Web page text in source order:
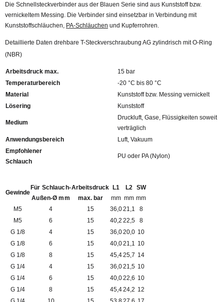
Die Schnellsteckverbinder aus der Blauen Serie sind aus Kunststoff bzw.
vernickeltem Messing. Die Verbinder sind einsetzbar in Verbindung mit
Kunststoffschläuchen, PA-Schläuchen und Kupferrohren.
Detaillierte Daten drehbare T-Steckverschraubung AG zylindrisch mit O-Ring
(NBR)
Arbeitsdruck max.
15 bar
Temperaturbereich
-20 °C bis 80 °C
Material
Kunststoff bzw. Messing vernickelt
Lösering
Kunststoff
Medium
Druckluft, Gase, Flüssigkeiten soweit
verträglich
Anwendungsbereich
Luft, Vakuum
Empfohlener
Schlauch
PU oder PA (Nylon)
Gewinde
Für Schlauch-
Außen-Ø mm
Arbeitsdruck
max. bar
L1
mm
L2
mm
SW
mm
M5
4 15 36,021,1
8
M5
6 15 40,2 22,5
8
G 1/8
4 15 36,020,0 10
G 1/8
6 15 40,021,1 10
G 1/8
8 15 45,425,7 14
G 1/4
4 15 36,021,5 10
G 1/4
6 15 40,022,6 10
G 1/4
8 15 45,424,2 12